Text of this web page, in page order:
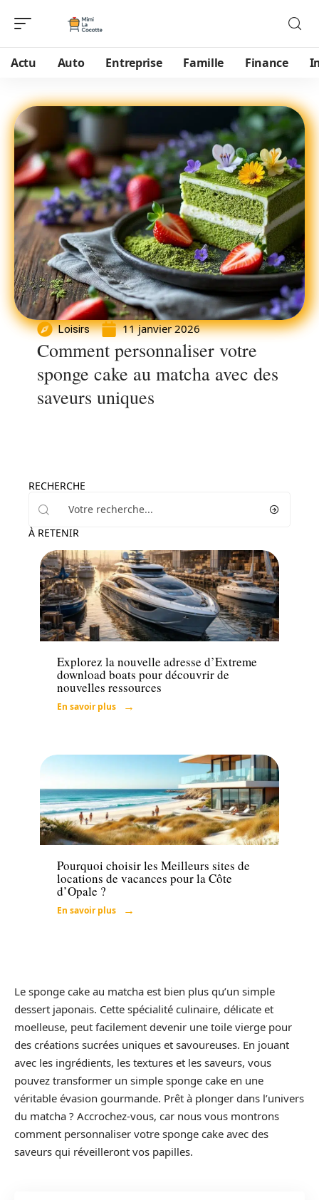
Actu Auto Entreprise Famille Finance
Loisirs 11 janvier 2026
Comment personnaliser votre
sponge cake au matcha avec des
saveurs uniques
RECHERCHE
À RETENIR
Tech
Explorez la nouvelle adresse d’Extreme
download boats pour découvrir de
nouvelles ressources
En savoir plus
Loisirs
Pourquoi choisir les Meilleurs sites de
locations de vacances pour la Côte
d’Opale ?
En savoir plus
Le sponge cake au matcha est bien plus qu’un simple
dessert japonais. Cette spécialité culinaire, délicate et
moelleuse, peut facilement devenir une toile vierge pour
des créations sucrées uniques et savoureuses. En jouant
avec les ingrédients, les textures et les saveurs, vous
pouvez transformer un simple sponge cake en une
véritable évasion gourmande. Prêt à plonger dans l’univers
du matcha ? Accrochez-vous, car nous vous montrons
comment personnaliser votre sponge cake avec des
saveurs qui réveilleront vos papilles.